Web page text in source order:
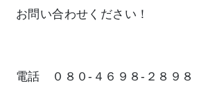
お問い合わせください！
電話 ０８０-４６９８-２８９８